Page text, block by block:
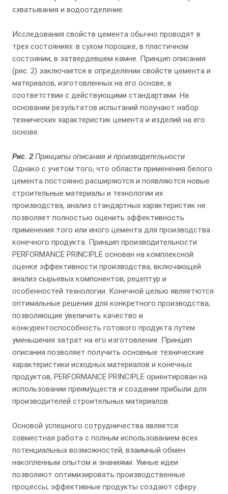
схватывания и водоотделение.
Исследования свойств цемента обычно проводят в
трех состояниях: в сухом порошке, в пластичном
состоянии, в затвердевшем камне. Принцип описания
(рис. 2) заключается в определении свойств цемента и
материалов, изготовленных на его основе, в
соответствии с действующими стандартами. На
основании результатов испытаний получают набор
технических характеристик цемента и изделий на его
основе.
Рис. 2 Принципы описания и производительности
Однако с учетом того, что области применения белого
цемента постоянно расширяются и появляются новые
строительные материалы и технологии их
производства, анализ стандартных характеристик не
позволяет полностью оценить эффективность
применения того или иного цемента для производства
конечного продукта. Принцип производительности
PERFORMANCE PRINCIPLE основан на комплексной
оценке эффективности производства, включающей
анализ сырьевых компонентов, рецептур и
особенностей технологии. Конечной целью являетются
оптимальные решения для конкретного производства,
позволяющие увеличить качество и
конкурентоспособность готового продукта путем
уменьшения затрат на его изготовление. Принцип
описания позволяет получить основные технические
характеристики исходных материалов и конечных
продуктов, PERFORMANCE PRINCIPLE ориентирован на
использовании преимуществ и создании прибыли для
производителей строительных материалов.
Основой успешного сотрудничества является
совместная работа с полным использованием всех
потенциальных возможностей, взаимный обмен
накопленным опытом и знаниями. Умные идеи
позволяют оптимизировать производственные
процессы, эффективные продукты создают сферу